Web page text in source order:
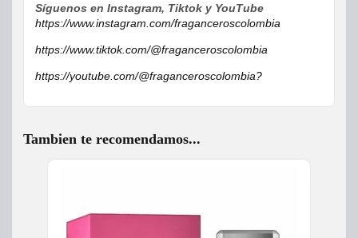
Síguenos en Instagram, Tiktok y YouTube
https://www.instagram.com/fraganceroscolombia
https://www.tiktok.com/@fraganceroscolombia
https://youtube.com/@fraganceroscolombia?
Tambien te recomendamos...